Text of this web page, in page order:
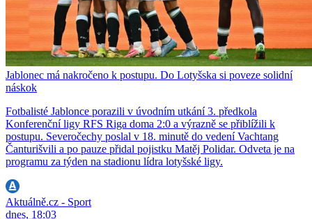
Jablonec má nakročeno k postupu. Do Lotyšska si poveze solidní
náskok
Fotbalisté Jablonce porazili v úvodním utkání 3. předkola
Konferenční ligy RFS Riga doma 2:0 a výrazně se přiblížili k
postupu. Severočechy poslal v 18. minutě do vedení Vachtang
Čanturišvili a po pauze přidal pojistku Matěj Polidar. Odveta je na
programu za týden na stadionu lídra lotyšské ligy.
Aktuálně.cz - Sport
dnes, 18:03